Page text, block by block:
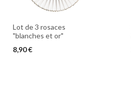
Lot de 3 rosaces
"blanches et or"
8,90 €